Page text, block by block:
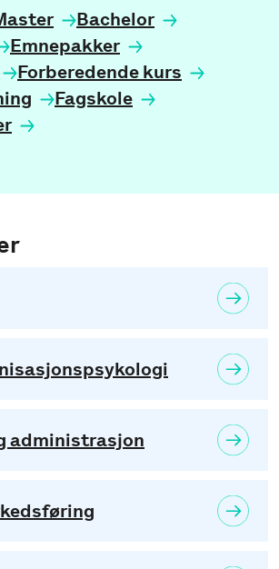
Bachelor
Emnepakker
Forberedende kurs
Fagskole
administrasjon